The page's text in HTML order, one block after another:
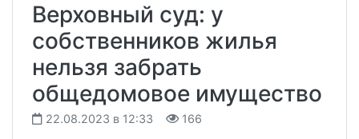
Верховный суд: у
собственников жилья
нельзя забрать
общедомовое имущество
22.08.2023 в 12:33 166